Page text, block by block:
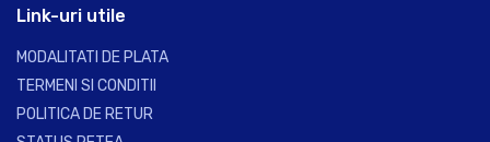
Link-uri utile
MODALITATI DE PLATA
TERMENI SI CONDITII
POLITICA DE RETUR